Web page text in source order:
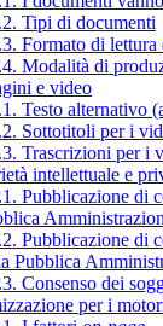
Tipi di documenti
Formato di
Modalità di
e video
Testo alternativo
Sottotitoli per i
Trascrizioni per i
intellettuale e
Pubblicazione di
Pubblicazione di
Pubblica
Consenso dei
per i